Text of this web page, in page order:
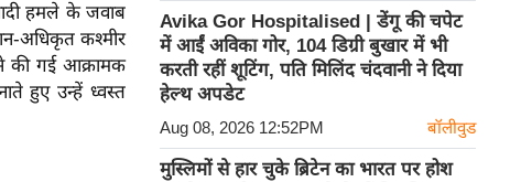
हमले के जवाब
अधिकृत कश्मीर
की गई आक्रामक
हुए उन्हें ध्वस्त
Avika Gor Hospitalised | डेंगू की चपेट
में आईं अविका गोर, 104 डिग्री बुखार में भी
करती रहीं शूटिंग, पति मिलिंद चंदवानी ने दिया
हेल्थ अपडेट
Aug 08, 2026 12:52PM बॉलीवुड
मुस्लिमों से हार चुके ब्रिटेन का भारत पर होश